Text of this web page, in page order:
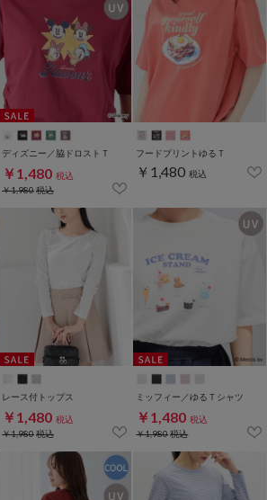
ディズニー／脇ドロストＴ
￥1,480 税込
￥1,980税込
フードプリントゆるＴ
￥1,480 税込
レース付トップス
￥1,480 税込
￥1,980税込
ミッフィー／ゆるＴシャツ
￥1,480 税込
￥1,980税込